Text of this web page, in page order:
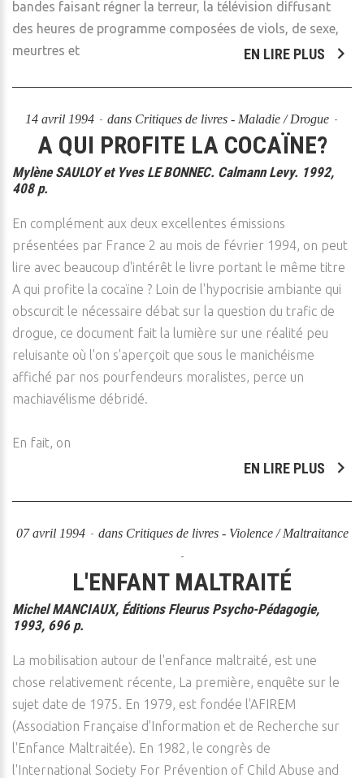
bandes faisant régner la terreur, la télévision diffusant
des heures de programme composées de viols, de sexe,
meurtres et
EN LIRE PLUS
14 avril 1994 dans Critiques de livres - Maladie / Drogue
A QUI PROFITE LA COCAÏNE?
Mylène SAULOY et Yves LE BONNEC. Calmann Levy. 1992,
408 p.
En complément aux deux excellentes émissions
présentées par France 2 au mois de février 1994, on peut
lire avec beaucoup d'intérêt le livre portant le même titre
A qui profite la cocaïne ? Loin de l'hypocrisie ambiante qui
obscurcit le nécessaire débat sur la question du trafic de
drogue, ce document fait la lumière sur une réalité peu
reluisante où l'on s'aperçoit que sous le manichéisme
affiché par nos pourfendeurs moralistes, perce un
machiavélisme débridé.
En fait, on
EN LIRE PLUS
07 avril 1994 dans Critiques de livres - Violence / Maltraitance
L'ENFANT MALTRAITÉ
Michel MANCIAUX, Éditions Fleurus Psycho-Pédagogie,
1993, 696 p.
La mobilisation autour de l'enfance maltraité, est une
chose relativement récente, La première, enquête sur le
sujet date de 1975. En 1979, est fondée l'AFIREM
(Association Française d'Information et de Recherche sur
l'Enfance Maltraitée). En 1982, le congrès de
l'International Society For Prévention of Child Abuse and